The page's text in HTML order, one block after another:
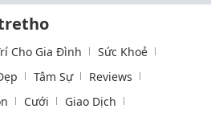
Cho Gia Đình
Sức Khoẻ
Tâm Sự
Reviews
Cưới Giao Dịch